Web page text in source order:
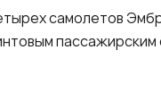
самолетов
пассажирским